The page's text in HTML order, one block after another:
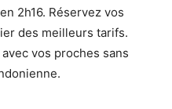
2h16. Réservez vos
des meilleurs tarifs.
vos proches sans